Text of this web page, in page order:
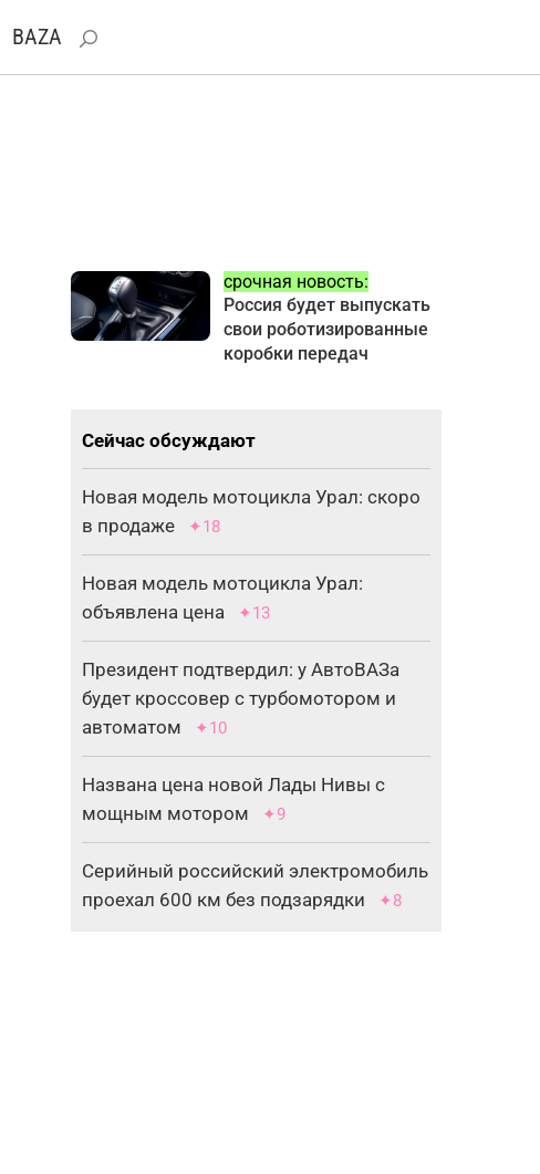
BAZA
срочная новость:
Россия будет выпускать
свои роботизированные
коробки передач
Сейчас обсуждают
Новая модель мотоцикла Урал: скоро
в продаже
✦18
Новая модель мотоцикла Урал:
объявлена цена
✦13
Президент подтвердил: у АвтоВАЗа
будет кроссовер с турбомотором и
автоматом
✦10
Названа цена новой Лады Нивы с
мощным мотором
✦9
Серийный российский электромобиль
проехал 600 км без подзарядки
✦8